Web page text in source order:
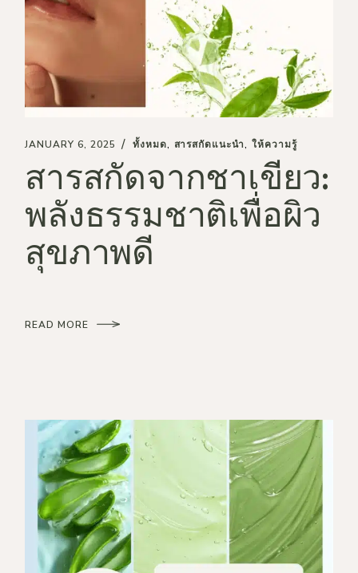
JANUARY 6, 2025 ทั้งหมด สารสกัดแนะนำ ให้ความรู้
สารสกัดจากชาเขียว:
พลังธรรมชาติเพื่อผิว
สุขภาพดี
READ MORE